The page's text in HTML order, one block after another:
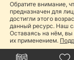
Пользуясь сайтом
прописанными в
Политике
Копирование любой
за исключением наличия
Обратите внимание,
предназначен для
достигли этого
данный ресурс. Наш
Оставаясь на нём, вы
их применением.